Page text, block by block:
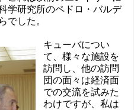
学研究所のペドロ・バルデ
でした。
キューバについ
て、様々な施設を
訪問し、他の訪問
団の面々は経済面
での交流を試みた
わけですが、私は